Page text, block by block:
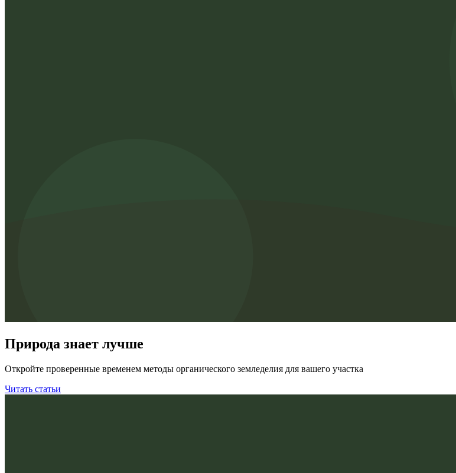
Природа знает лучше
Откройте проверенные временем методы органического земледелия для вашего участка
Читать статьи